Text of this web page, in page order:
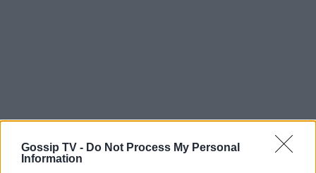
Gossip TV - Do Not Process My Personal
Information